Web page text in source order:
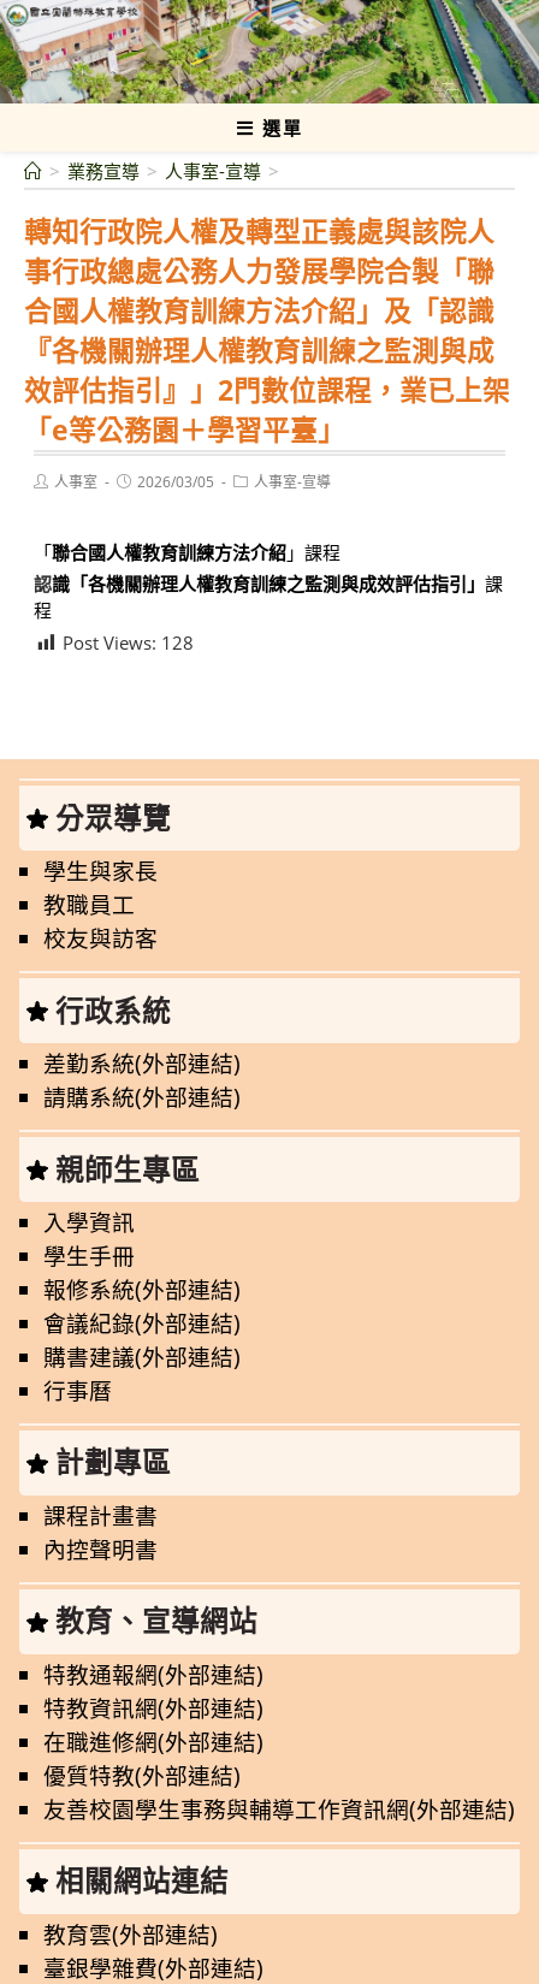
跳
轉
至
主
國立宜蘭特殊教育學校
選單
轉知行政院人權及轉型正義處與該院人
事行政總處公務人力發展學院合製「聯
合國人權教育訓練方法介紹」及「認識
『各機關辦理人權教育訓練之監測與成
效評估指引』」2門數位課程，業已上架
「e等公務園＋學習平臺」
> 業務宣導 > 人事室-宣導 >
Post人事室
Post2026/03/05
Post人事室-宣導
「聯合國人權教育訓練方法介紹 」課程
認識「各機關辦理人權教育訓練之監測與成效評估指引」課
程
Post Views: 128
分眾導覽
學生與家長
教職員工
校友與訪客
行政系統
差勤系統(外部連結)
請購系統(外部連結)
親師生專區
入學資訊
學生手冊
報修系統(外部連結)
會議紀錄(外部連結)
購書建議(外部連結)
行事曆
計劃專區
課程計畫書
內控聲明書
教育、宣導網站
特教通報網(外部連結)
特教資訊網(外部連結)
在職進修網(外部連結)
優質特教(外部連結)
友善校園學生事務與輔導工作資訊網(外部連結)
相關網站連結
教育雲(外部連結)
臺銀學雜費(外部連結)